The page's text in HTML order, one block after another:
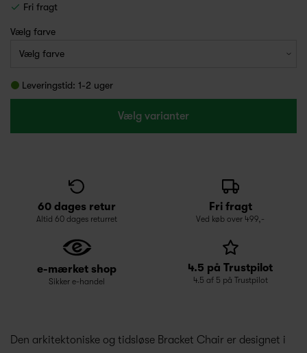
Fri fragt
Vælg farve
Leveringstid: 1-2 uger
Vælg varianter
60 dages retur
Altid 60 dages returret
Fri fragt
Ved køb over 499,-
e-mærket shop
Sikker e-handel
4.5 på Trustpilot
4.5 af 5 på Trustpilot
Den arkitektoniske og tidsløse Bracket Chair er designet i